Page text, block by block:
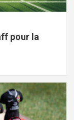
pour la